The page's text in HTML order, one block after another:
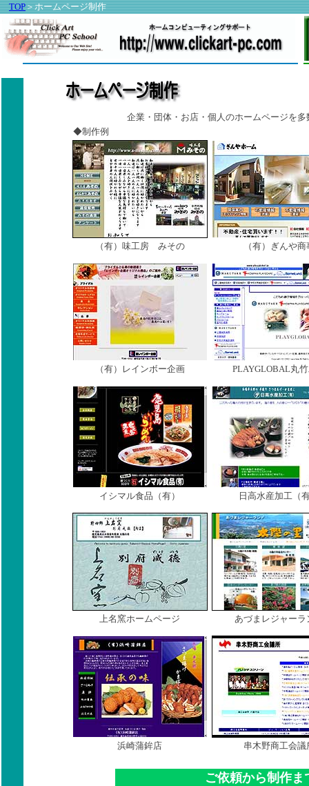
TOP＞ホームページ制作
企業・団体・お店・個人のホームページを
◆制作例
（有）味工房 みその （有）ぎんや商
（有）レインボー企画 PLAYGLOBAL丸
イシマル食品（有） 日高水産加工（
上名窯ホームページ あづまレジャーラ
浜崎蒲鉾店 串木野商工会議
ご依頼から制作ま